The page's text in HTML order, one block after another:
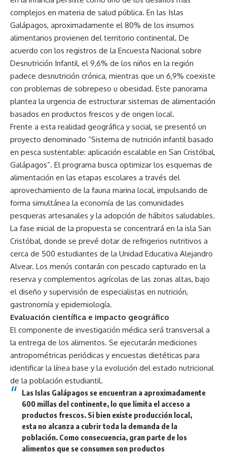
complejos en materia de salud pública. En las Islas
Galápagos, aproximadamente el 80% de los insumos
alimentarios provienen del territorio continental. De
acuerdo con los registros de la Encuesta Nacional sobre
Desnutrición Infantil, el 9,6% de los niños en la región
padece desnutrición crónica, mientras que un 6,9% coexiste
con problemas de sobrepeso u obesidad. Este panorama
plantea la urgencia de estructurar sistemas de alimentación
basados en productos frescos y de origen local.
Frente a esta realidad geográfica y social, se presentó un
proyecto denominado “Sistema de nutrición infantil basado
en pesca sustentable: aplicación escalable en San Cristóbal,
Galápagos”. El programa busca optimizar los esquemas de
alimentación en las etapas escolares a través del
aprovechamiento de la fauna marina local, impulsando de
forma simultánea la economía de las comunidades
pesqueras artesanales y la adopción de hábitos saludables.
La fase inicial de la propuesta se concentrará en la isla San
Cristóbal, donde se prevé dotar de refrigerios nutritivos a
cerca de 500 estudiantes de la Unidad Educativa Alejandro
Alvear. Los menús contarán con pescado capturado en la
reserva y complementos agrícolas de las zonas altas, bajo
el diseño y supervisión de especialistas en nutrición,
gastronomía y epidemiología.
Evaluación científica e impacto geográfico
El componente de investigación médica será transversal a
la entrega de los alimentos. Se ejecutarán mediciones
antropométricas periódicas y encuestas dietéticas para
identificar la línea base y la evolución del estado nutricional
de la población estudiantil.
Las Islas Galápagos se encuentran a aproximadamente
600 millas del continente, lo que limita el acceso a
productos frescos. Si bien existe producción local,
esta no alcanza a cubrir toda la demanda de la
población. Como consecuencia, gran parte de los
alimentos que se consumen son productos